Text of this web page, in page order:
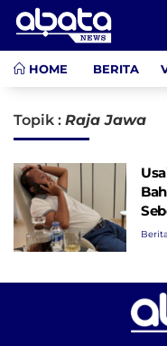
HOME BERITA
Topik : Raja Jawa
Berita